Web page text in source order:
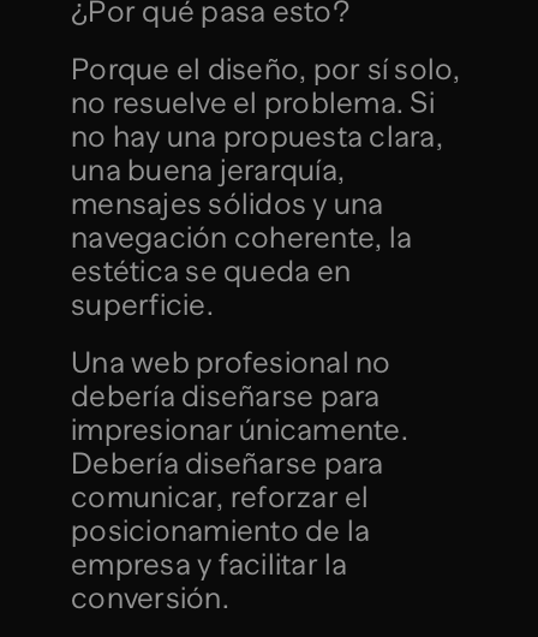
¿Por qué pasa esto?
Porque el diseño, por sí solo,
no resuelve el problema. Si
no hay una propuesta clara,
una buena jerarquía,
mensajes sólidos y una
navegación coherente, la
estética se queda en
superficie.
Una web profesional no
debería diseñarse para
impresionar únicamente.
Debería diseñarse para
comunicar, reforzar el
posicionamiento de la
empresa y facilitar la
conversión.